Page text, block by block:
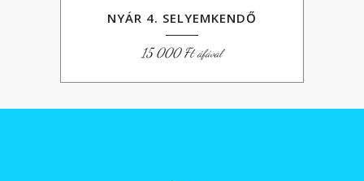
NYÁR 4. SELYEMKENDŐ
15 000Ft áfával